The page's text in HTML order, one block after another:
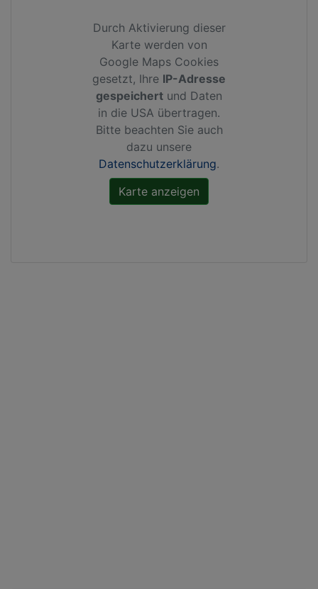
Durch Aktivierung dieser
Karte werden von
Google Maps Cookies
gesetzt, Ihre IP-Adresse
gespeichert und Daten
in die USA übertragen.
Bitte beachten Sie auch
dazu unsere
Datenschutzerklärung.